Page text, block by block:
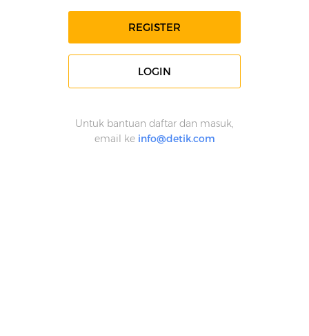
REGISTER
LOGIN
Untuk bantuan daftar dan masuk,
email ke info@detik.com